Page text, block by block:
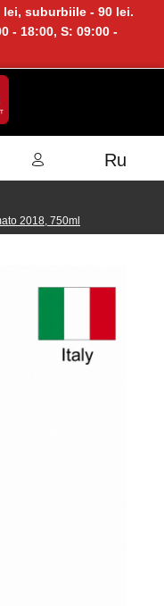
suburbiile - 90 lei.
- 18:00, S: 09:00 -
Ru
2018, 750ml